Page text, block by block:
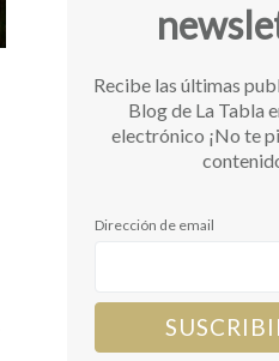
Recibe las últimas
Blog de La Tabla
electrónico ¡No te
Dirección de email